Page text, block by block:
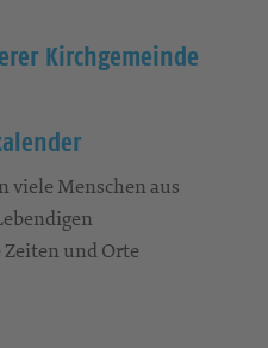
Kirchgemeinde
viele Menschen aus
und Orte